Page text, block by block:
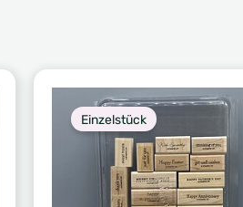
Einzelstück